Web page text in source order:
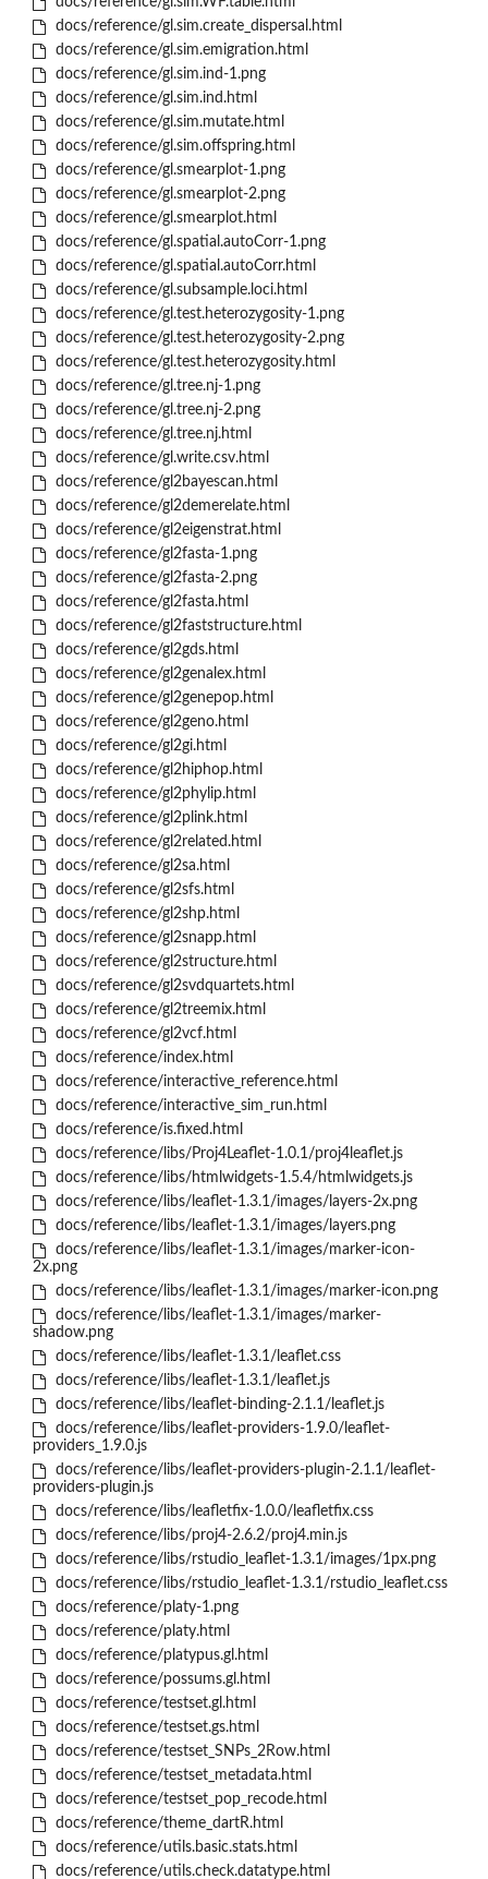
docs/reference/gl.sim.create_dispersal.html
docs/reference/gl.sim.emigration.html
docs/reference/gl.sim.ind-1.png
docs/reference/gl.sim.ind.html
docs/reference/gl.sim.mutate.html
docs/reference/gl.sim.offspring.html
docs/reference/gl.smearplot-1.png
docs/reference/gl.smearplot-2.png
docs/reference/gl.smearplot.html
docs/reference/gl.spatial.autoCorr-1.png
docs/reference/gl.spatial.autoCorr.html
docs/reference/gl.subsample.loci.html
docs/reference/gl.test.heterozygosity-1.png
docs/reference/gl.test.heterozygosity-2.png
docs/reference/gl.test.heterozygosity.html
docs/reference/gl.tree.nj-1.png
docs/reference/gl.tree.nj-2.png
docs/reference/gl.tree.nj.html
docs/reference/gl.write.csv.html
docs/reference/gl2bayescan.html
docs/reference/gl2demerelate.html
docs/reference/gl2eigenstrat.html
docs/reference/gl2fasta-1.png
docs/reference/gl2fasta-2.png
docs/reference/gl2fasta.html
docs/reference/gl2faststructure.html
docs/reference/gl2gds.html
docs/reference/gl2genalex.html
docs/reference/gl2genepop.html
docs/reference/gl2geno.html
docs/reference/gl2gi.html
docs/reference/gl2hiphop.html
docs/reference/gl2phylip.html
docs/reference/gl2plink.html
docs/reference/gl2related.html
docs/reference/gl2sa.html
docs/reference/gl2sfs.html
docs/reference/gl2shp.html
docs/reference/gl2snapp.html
docs/reference/gl2structure.html
docs/reference/gl2svdquartets.html
docs/reference/gl2treemix.html
docs/reference/gl2vcf.html
docs/reference/index.html
docs/reference/interactive_reference.html
docs/reference/interactive_sim_run.html
docs/reference/is.fixed.html
docs/reference/libs/Proj4Leaflet-1.0.1/proj4leaflet.js
docs/reference/libs/htmlwidgets-1.5.4/htmlwidgets.js
docs/reference/libs/leaflet-1.3.1/images/layers-2x.png
docs/reference/libs/leaflet-1.3.1/images/layers.png
docs/reference/libs/leaflet-1.3.1/images/marker-icon-
2x.png
docs/reference/libs/leaflet-1.3.1/images/marker-icon.png
docs/reference/libs/leaflet-1.3.1/images/marker-
shadow.png
docs/reference/libs/leaflet-1.3.1/leaflet.css
docs/reference/libs/leaflet-1.3.1/leaflet.js
docs/reference/libs/leaflet-binding-2.1.1/leaflet.js
docs/reference/libs/leaflet-providers-1.9.0/leaflet-
providers_1.9.0.js
docs/reference/libs/leaflet-providers-plugin-2.1.1/leaflet-
providers-plugin.js
docs/reference/libs/leafletfix-1.0.0/leafletfix.css
docs/reference/libs/proj4-2.6.2/proj4.min.js
docs/reference/libs/rstudio_leaflet-1.3.1/images/1px.png
docs/reference/libs/rstudio_leaflet-1.3.1/rstudio_leaflet.css
docs/reference/platy-1.png
docs/reference/platy.html
docs/reference/platypus.gl.html
docs/reference/possums.gl.html
docs/reference/testset.gl.html
docs/reference/testset.gs.html
docs/reference/testset_SNPs_2Row.html
docs/reference/testset_metadata.html
docs/reference/testset_pop_recode.html
docs/reference/theme_dartR.html
docs/reference/utils.basic.stats.html
docs/reference/utils.check.datatype.html